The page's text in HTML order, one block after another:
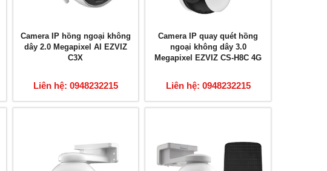
Camera IP hồng ngoại không
dây 2.0 Megapixel AI EZVIZ
C3X
Liên hệ: 0948232215
Camera IP quay quét hồng
ngoại không dây 3.0
Megapixel EZVIZ CS-H8C 4G
Liên hệ: 0948232215